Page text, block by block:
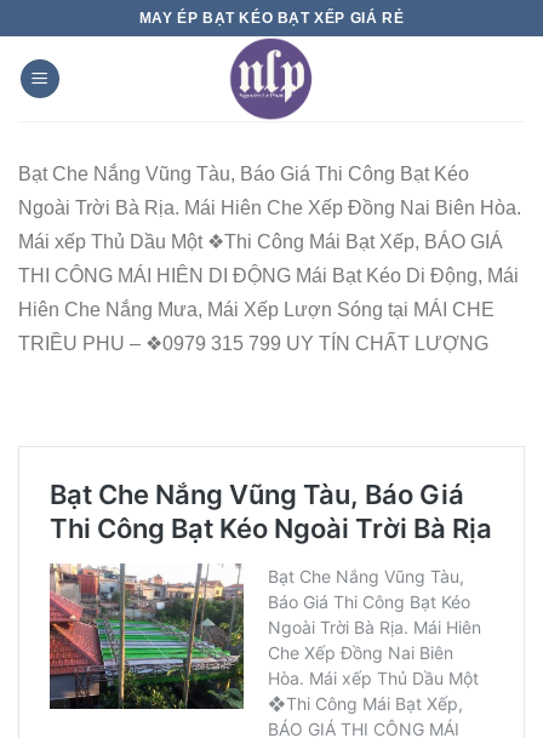
content
MAY ÉP BẠT KÉO BẠT XẾP GIÁ RẺ
Bạt Che Nắng Vũng Tàu, Báo Giá Thi Công Bạt Kéo
Ngoài Trời Bà Rịa. Mái Hiên Che Xếp Đồng Nai Biên Hòa.
Mái xếp Thủ Dầu Một ❖Thi Công Mái Bạt Xếp, BÁO GIÁ
THI CÔNG MÁI HIÊN DI ĐỘNG Mái Bạt Kéo Di Động, Mái
Hiên Che Nắng Mưa, Mái Xếp Lượn Sóng tại MÁI CHE
TRIỀU PHU – ❖0979 315 799 UY TÍN CHẤT LƯỢNG